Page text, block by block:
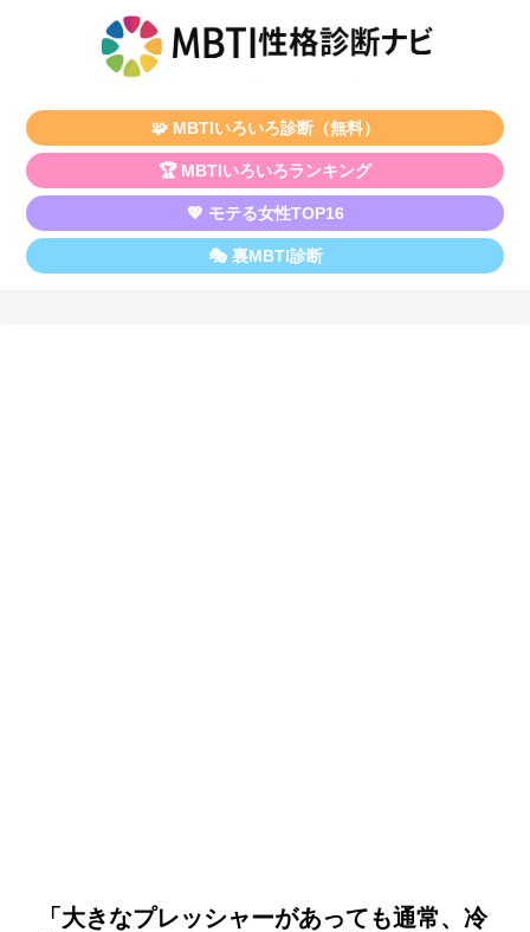
🧩 MBTIいろいろ診断（無料）
🏆 MBTIいろいろランキング
💖 モテる女性TOP16
🎭 裏MBTI診断
「大きなプレッシャーがあっても通常、冷